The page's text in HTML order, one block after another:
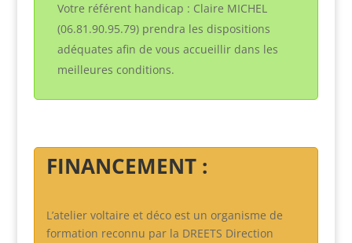
Votre référent handicap : Claire MICHEL
(06.81.90.95.79) prendra les dispositions
adéquates afin de vous accueillir dans les
meilleures conditions.
FINANCEMENT :
L’atelier voltaire et déco est un organisme de
formation reconnu par la DREETS Direction